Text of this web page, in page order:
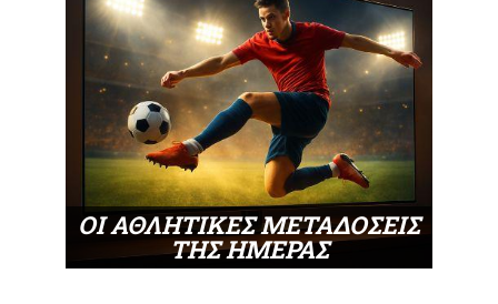
ΟΙ ΑΘΛΗΤΙΚΕΣ ΜΕΤΑΔΟΣΕΙΣ
ΤΗΣ ΗΜΕΡΑΣ